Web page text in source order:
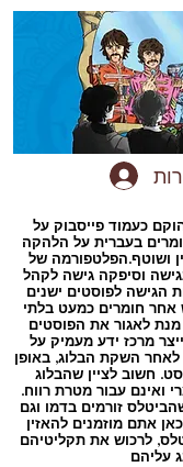
כעמוד פייסבוק על
בעברית על הלהקה
ושוטף.הפלטפורמה של
וסיפקה גישה לקהל
הגישה לפוסטים ישנים
אחר חומרים כמעט בלתי
לאגור את הפוסטים
מרכז ידע מעמיק על
השקת הבלוג, באופן
חשוב לציין שהבלוג
ואינם עבור מטרת רווח.
זורמים בדמו וגם
אתם מוזמנים להאזין
לרכוש את תקליטיהם
עליהם